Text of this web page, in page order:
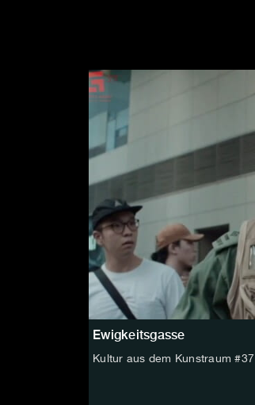
Ewigkeitsgasse
Kultur aus dem Kunstraum #37